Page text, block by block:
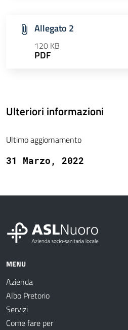
Allegato 2
120 KB
PDF
Ulteriori informazioni
Ultimo aggiornamento
31 Marzo, 2022
MENU
Azienda
Albo Pretorio
Servizi
Come fare per